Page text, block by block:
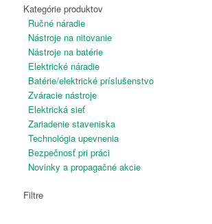
Čeština
Holandčina
Kategórie produktov
Ručné náradie
Nástroje na nitovanie
Nástroje na batérie
Elektrické náradie
Batérie/elektrické príslušenstvo
Zváracie nástroje
Elektrická sieť
Zariadenie staveniska
Technológia upevnenia
Bezpečnosť pri práci
Novinky a propagačné akcie
Filtre